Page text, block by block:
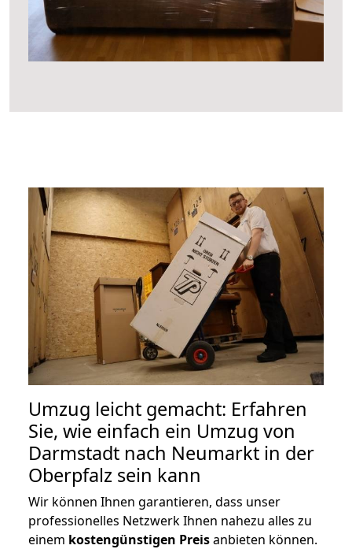
Umzug leicht gemacht: Erfahren
Sie, wie einfach ein Umzug von
Darmstadt nach Neumarkt in der
Oberpfalz sein kann
Wir können Ihnen garantieren, dass unser
professionelles Netzwerk Ihnen nahezu alles zu
einem kostengünstigen Preisanbieten können.